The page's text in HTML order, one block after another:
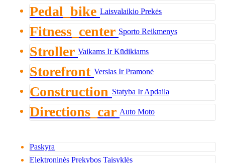
Pedal_bike Laisvalaikio Prekės
Fitness_center Sporto Reikmenys
Stroller Vaikams Ir Kūdikiams
Storefront Verslas Ir Pramonė
Construction Statyba Ir Apdaila
Directions_car Auto Moto
Paskyra
Elektroninės Prekybos Taisyklės